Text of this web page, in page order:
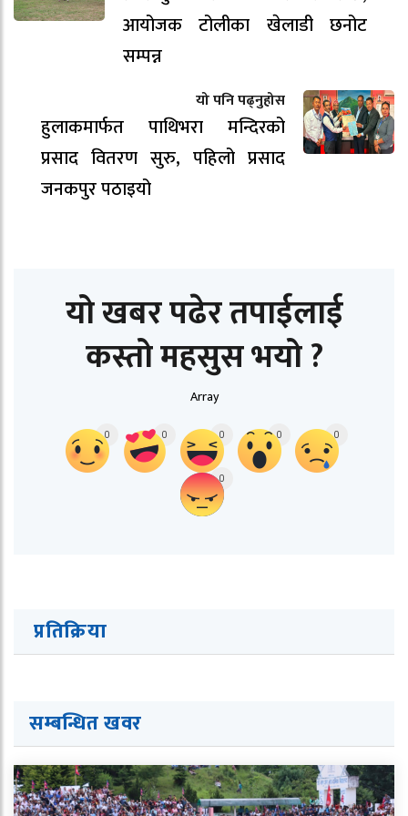
आयोजक टोलीका खेलाडी छनोट
सम्पन्न
यो पनि पढ्नुहोस
हुलाकमार्फत पाथिभरा मन्दिरको
प्रसाद वितरण सुरु, पहिलो प्रसाद
जनकपुर पठाइयो
यो खबर पढेर तपाईलाई
कस्तो महसुस भयो ?
Array
0 0 0 0 0
0
प्रतिक्रिया
सम्बन्धित खवर